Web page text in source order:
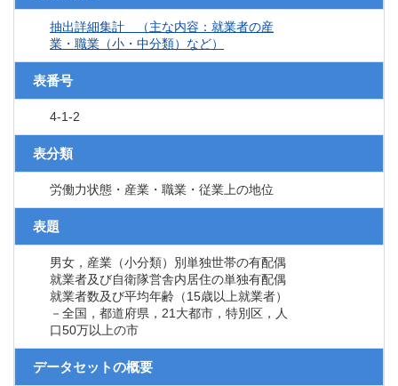
抽出詳細集計 （主な内容：就業者の産
業・職業（小・中分類）など）
表番号
4-1-2
表分類
労働力状態・産業・職業・従業上の地位
表題
男女，産業（小分類）別単独世帯の有配偶
就業者及び自衛隊営舎内居住の単独有配偶
就業者数及び平均年齢（15歳以上就業者）
－全国，都道府県，21大都市，特別区，人
口50万以上の市
データセットの概要